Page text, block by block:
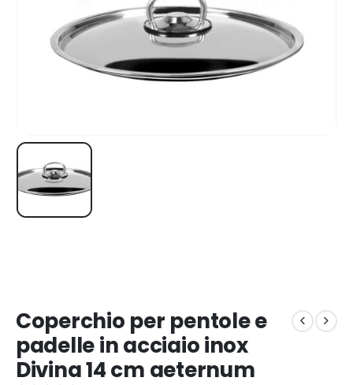
Coperchio per pentole e
padelle in acciaio inox
Divina 14 cm aeternum